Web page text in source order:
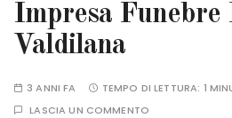
Impresa Funebre
Valdilana
3 ANNI FA TEMPO DI LETTURA: 1
LASCIA UN COMMENTO